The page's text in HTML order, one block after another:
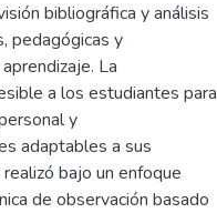
bibliográfica y análisis
pedagógicas y
La
a los estudiantes para
y
adaptables a sus
bajo un enfoque
de observación basado